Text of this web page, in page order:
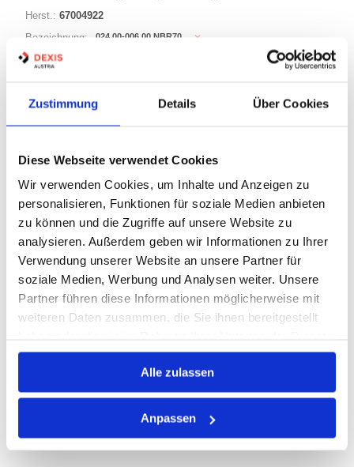
Zustimmung Details Über Cookies
Diese Webseite verwendet Cookies
Wir verwenden Cookies, um Inhalte und Anzeigen zu
personalisieren, Funktionen für soziale Medien anbieten
zu können und die Zugriffe auf unsere Website zu
analysieren. Außerdem geben wir Informationen zu Ihrer
Verwendung unserer Website an unsere Partner für
soziale Medien, Werbung und Analysen weiter. Unsere
Partner führen diese Informationen möglicherweise mit
weiteren Daten zusammen, die Sie ihnen bereitgestellt
gesammelt haben.
Alle zulassen
Anpassen
Herst.: 67004922
Bezeichnung:
024,00-006,00 NBR70
ID: 24,00mm
STK Warenkorb
Auf Lager
Print
PRODUKTBESCHREIBUNG